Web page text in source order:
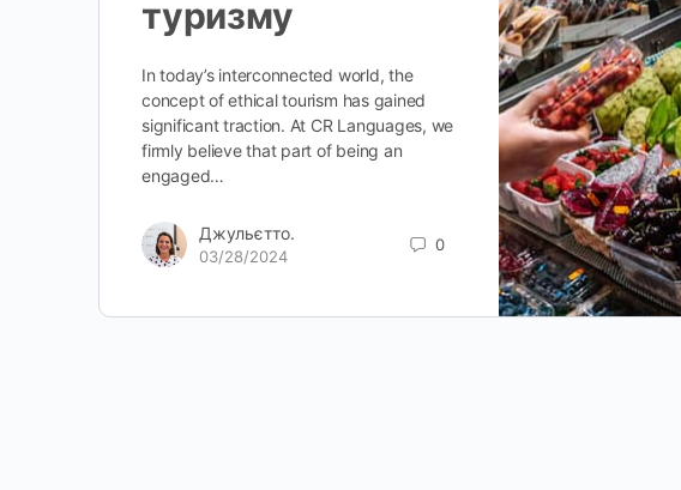
туризму
In today’s interconnected world, the
concept of ethical tourism has gained
significant traction. At CR Languages, we
firmly believe that part of being an
engaged…
Джульєтто.
03/28/2024
0